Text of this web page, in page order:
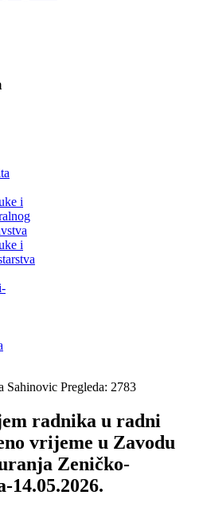
i
i
Sahinovic Pregleda: 2783
radnika u radni
vrijeme u Zavodu
Zeničko-
14.05.2026.